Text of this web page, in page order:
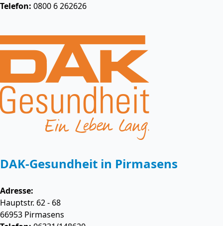
Telefon: 0800 6 262626
DAK-Gesundheit in Pirmasens
Adresse:
Hauptstr. 62 - 68
66953 Pirmasens